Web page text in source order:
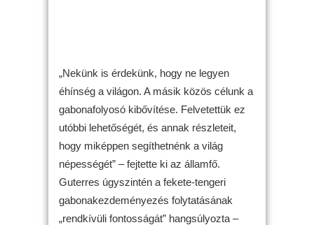
„Nekünk is érdekünk, hogy ne legyen
éhínség a világon. A másik közös célunk a
gabonafolyosó kibővítése. Felvetettük ez
utóbbi lehetőségét, és annak részleteit,
hogy miképpen segíthetnénk a világ
népességét” – fejtette ki az államfő.
Guterres úgyszintén a fekete-tengeri
gabonakezdeményezés folytatásának
„rendkívüli fontosságát” hangsúlyozta –